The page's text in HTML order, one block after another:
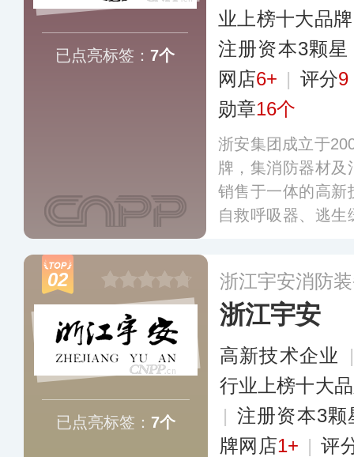
已点亮标签： 7个
业上榜十大品牌
注册资本3颗星
网店6+ | 评分9
勋章16个
浙安集团成立于
牌，集消防器材及
销售于一体的高新
自救呼吸器、逃
02
已点亮标签： 7个
浙江宇安消防
浙江宇安
高新技术企业
行业上榜十大
| 注册资本3颗
牌网店1+ | 评